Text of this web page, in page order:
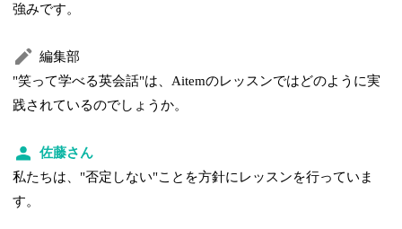
強みです。
編集部
"笑って学べる英会話"は、Aitemのレッスンではどのように実
践されているのでしょうか。
佐藤さん
私たちは、"否定しない"ことを方針にレッスンを行っていま
す。